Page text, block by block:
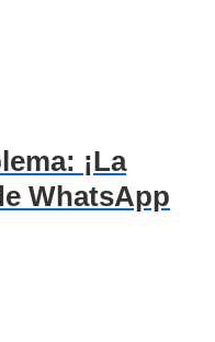
¡La
WhatsApp